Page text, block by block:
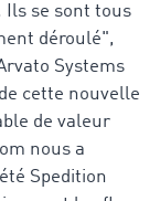
Ils se sont tous
déroulé",
Systems
cette nouvelle
de valeur
nous a
Spedition